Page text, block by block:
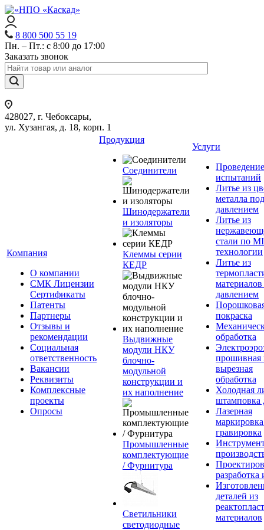
8 800 500 55 19
Пн. – Пт.: с 8:00 до 17:00
Заказать звонок
428027, г. Чебоксары,
ул. Хузангая, д. 18, корп. 1
Компания
О компании
СМК Лицензии
Сертификаты
Патенты
Партнеры
Отзывы и
рекомендации
Социальная
ответственность
Вакансии
Реквизиты
Комплексные
проекты
Опросы
Продукция
Соединители
Шинодержатели
и изоляторы
Клеммы серии
КЕДР
Выдвижные
модули НКУ
блочно-
модульной
конструкции и
их наполнение
Промышленные
комплектующие
/ Фурнитура
Светильники
светодиодные
Услуги
Проведение
испытаний
Литье из
металла под
давлением
Литье из
стали по
технологии
Литье из
давлением
покраска
обработка
прошивная
вырезная
обработка
Холодная
штамповка
Лазерная
гравировка
разработка
деталей из
материалов